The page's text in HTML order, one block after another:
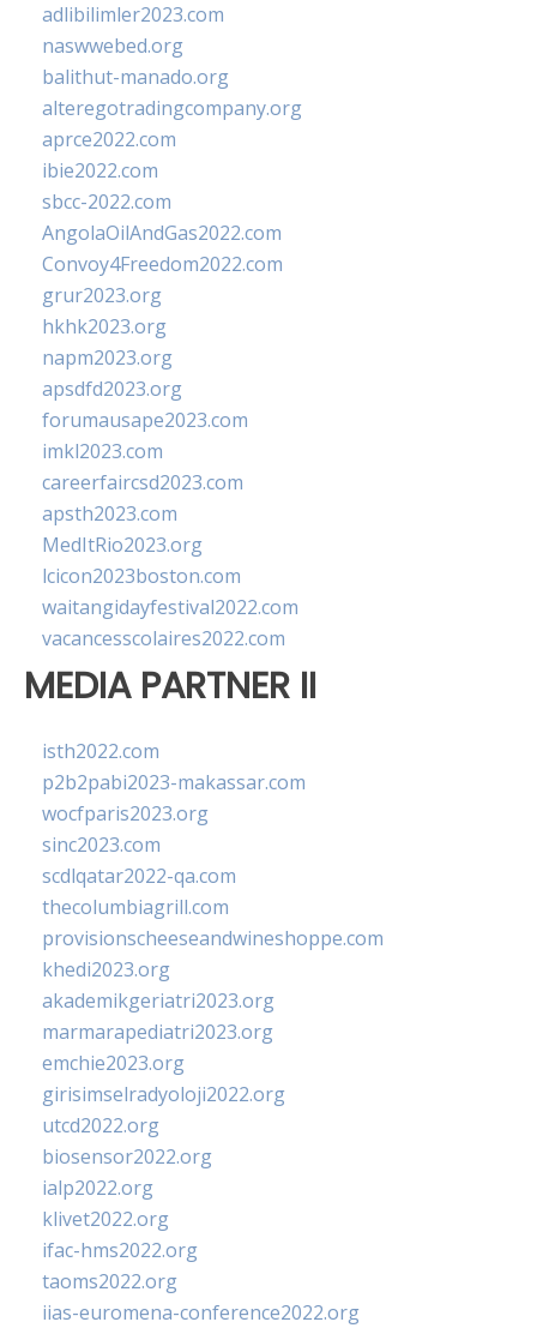
adlibilimler2023.com
naswwebed.org
balithut-manado.org
alteregotradingcompany.org
aprce2022.com
ibie2022.com
sbcc-2022.com
AngolaOilAndGas2022.com
Convoy4Freedom2022.com
grur2023.org
hkhk2023.org
napm2023.org
apsdfd2023.org
forumausape2023.com
imkl2023.com
careerfaircsd2023.com
apsth2023.com
MedItRio2023.org
lcicon2023boston.com
waitangidayfestival2022.com
vacancesscolaires2022.com
MEDIA PARTNER II
isth2022.com
p2b2pabi2023-makassar.com
wocfparis2023.org
sinc2023.com
scdlqatar2022-qa.com
thecolumbiagrill.com
provisionscheeseandwineshoppe.com
khedi2023.org
akademikgeriatri2023.org
marmarapediatri2023.org
emchie2023.org
girisimselradyoloji2022.org
utcd2022.org
biosensor2022.org
ialp2022.org
klivet2022.org
ifac-hms2022.org
taoms2022.org
iias-euromena-conference2022.org